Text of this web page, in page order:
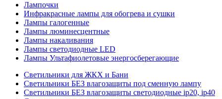
Лампочки
Инфракрасные лампы для обогрева и сушки
Лампы галогенные
Лампы люминесцентные
Лампы накаливания
Лампы светодиодные LED
Лампы Ультафиолетовые энергосберегающие
Светильники для ЖКХ и Бани
Светильники БЕЗ влагозащиты под сменную лампу
Светильники БЕЗ влагозащиты светодиодные ip20, ip40